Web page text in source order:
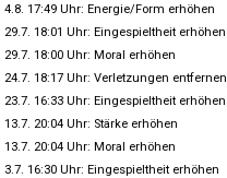
4.8. 17:49 Uhr: Energie/Form erhöhen
29.7. 18:01 Uhr: Eingespieltheit erhöhen
29.7. 18:00 Uhr: Moral erhöhen
24.7. 18:17 Uhr: Verletzungen entfernen
23.7. 16:33 Uhr: Eingespieltheit erhöhen
13.7. 20:04 Uhr: Stärke erhöhen
13.7. 20:04 Uhr: Moral erhöhen
3.7. 16:30 Uhr: Eingespieltheit erhöhen